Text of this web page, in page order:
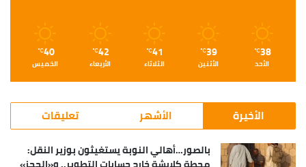
38
℃
الأحد
39
℃
الأثنين
41
℃
الثلاثاء
42
℃
الأربعاء
40
℃
الخميس
الأخيرة الأشهر تعليقات
بالصور…أهالي النوبة يستغيثون بوزير النقل: